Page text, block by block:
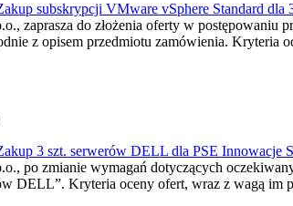
subskrypcji VMware vSphere Standard
zaprasza do złożenia oferty w
z opisem przedmiotu zamówienia. Kryteria
3 szt. serwerów DELL dla PSE Innowacje
po zmianie wymagań dotyczących
DELL”. Kryteria oceny ofert, wraz z wagą im